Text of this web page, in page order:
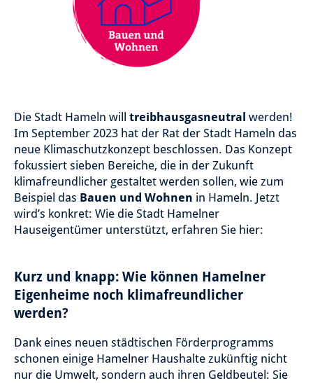
Die Stadt Hameln will treibhausgasneutral werden!
Im September 2023 hat der Rat der Stadt Hameln das
neue Klimaschutzkonzept beschlossen. Das Konzept
fokussiert sieben Bereiche, die in der Zukunft
klimafreundlicher gestaltet werden sollen, wie zum
Beispiel das Bauen und Wohnen in Hameln. Jetzt
wird’s konkret: Wie die Stadt Hamelner
Hauseigentümer unterstützt, erfahren Sie hier:
Kurz und knapp: Wie können Hamelner
Eigenheime noch klimafreundlicher
werden?
Dank eines neuen städtischen Förderprogramms
schonen einige Hamelner Haushalte zukünftig nicht
nur die Umwelt, sondern auch ihren Geldbeutel: Sie